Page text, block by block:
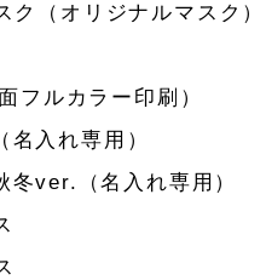
ク（オリジナルマスク）
フルカラー印刷）
入れ専用）
ver.（名入れ専用）